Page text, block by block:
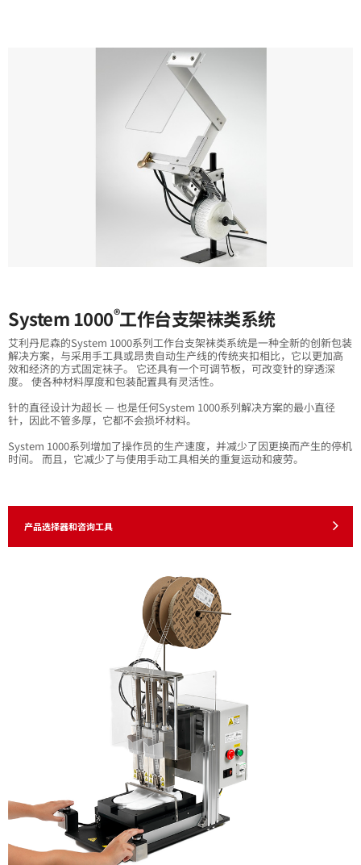
System 1000®工作台支架袜类系统
艾利丹尼森的System 1000系列工作台支架袜类系统是一种全新的创新包装
解决方案，与采用手工具或昂贵自动生产线的传统夹扣相比，它以更加高
效和经济的方式固定袜子。 它还具有一个可调节板，可改变针的穿透深
度。 使各种材料厚度和包装配置具有灵活性。
针的直径设计为超长 — 也是任何System 1000系列解决方案的最小直径
针，因此不管多厚，它都不会损坏材料。
System 1000系列增加了操作员的生产速度，并减少了因更换而产生的停机
时间。 而且，它减少了与使用手动工具相关的重复运动和疲劳。
产品选择器和咨询工具